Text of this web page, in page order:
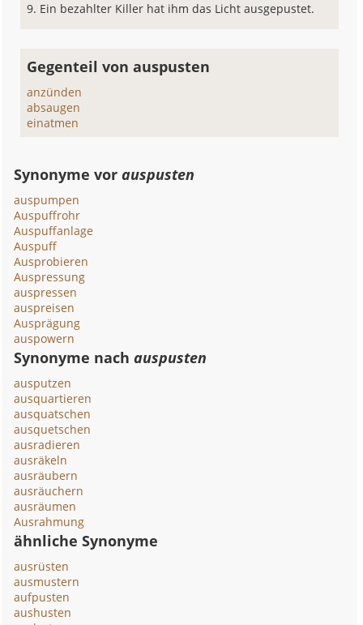
Ein bezahlter Killer hat ihm das Licht ausgepustet.
Gegenteil von auspusten
anzünden
absaugen
einatmen
Synonyme vorauspusten
auspumpen
Auspuffrohr
Auspuffanlage
Auspuff
Ausprobieren
Auspressung
auspressen
auspreisen
Ausprägung
auspowern
Synonyme nachauspusten
ausputzen
ausquartieren
ausquatschen
ausquetschen
ausradieren
ausräkeln
ausräubern
ausräuchern
ausräumen
Ausrahmung
ähnliche Synonyme
ausrüsten
ausmustern
aufpusten
aushusten